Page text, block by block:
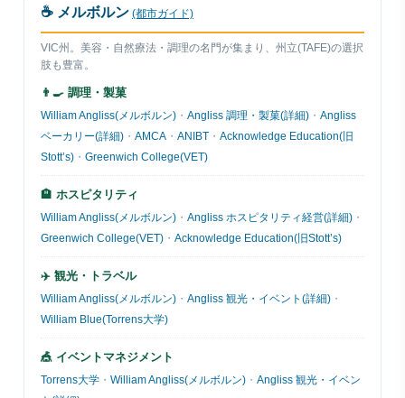
☕ メルボルン (都市ガイド)
VIC州。美容・自然療法・調理の名門が集まり、州立(TAFE)の選択
肢も豊富。
👨‍🍳 調理・製菓
William Angliss(メルボルン) ・ Angliss 調理・製菓(詳細) ・ Angliss
ベーカリー(詳細) ・ AMCA ・ ANIBT ・ Acknowledge Education(旧
Stott’s) ・ Greenwich College(VET)
🏨 ホスピタリティ
William Angliss(メルボルン) ・ Angliss ホスピタリティ経営(詳細) ・
Greenwich College(VET) ・ Acknowledge Education(旧Stott’s)
✈️ 観光・トラベル
William Angliss(メルボルン) ・ Angliss 観光・イベント(詳細) ・
William Blue(Torrens大学)
🎪 イベントマネジメント
Torrens大学 ・ William Angliss(メルボルン) ・ Angliss 観光・イベン